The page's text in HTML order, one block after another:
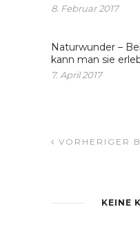
8. Februar 2017
Naturwunder –
kann man sie
7. April 2017
VORHERIGER
KEINE